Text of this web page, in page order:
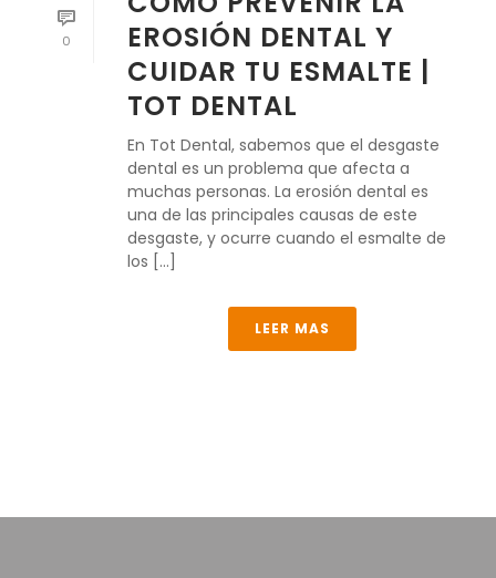
0
EROSIÓN DENTAL Y
CUIDAR TU ESMALTE |
TOT DENTAL
En Tot Dental, sabemos que el desgaste
dental es un problema que afecta a
muchas personas. La erosión dental es
una de las principales causas de este
desgaste, y ocurre cuando el esmalte de
los [...]
LEER MAS